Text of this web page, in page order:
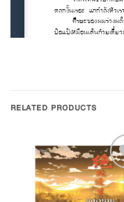
RELATED PRODUCTS